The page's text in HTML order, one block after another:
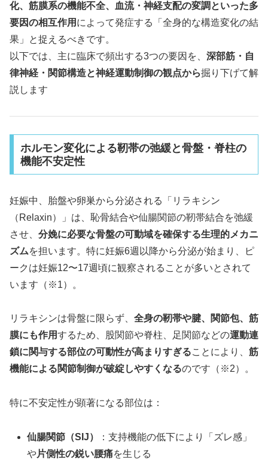
化、筋膜系の機能不全、血流・神経支配の変調といった多
要因の相互作用 によって発症する「全身的な構造変化の結
果」と捉えるべきです。
以下では、主に臨床で頻出する3つの要因を、 深部筋・自
律神経・関節構造と神経運動制御の観点から掘り下げて解
説します
ホルモン変化による靭帯の弛緩と骨盤・脊柱の
機能不安定性
妊娠中、胎盤や卵巣から分泌される「リラキシン
（Relaxin）」は、恥骨結合や仙腸関節の靭帯結合を弛緩
させ、 分娩に必要な骨盤の可動域を確保する生理的メカニ
ズムを担います。特に妊娠6週以降から分泌が始まり、ピ
ークは妊娠12〜17週頃に観察されることが多いとされて
います（※1）。
リラキシンは骨盤に限らず、 全身の靭帯や腱、関節包、筋
膜にも作用するため、股関節や脊柱、足関節などの運動連
鎖に関与する部位の可動性が高まりすぎることにより、 筋
機能による関節制御が破綻しやすくなるのです（※2）。
特に不安定性が顕著になる部位は：
仙腸関節（SIJ）
：支持機能の低下により「ズレ感」
や片側性の鋭い腰痛を生じる